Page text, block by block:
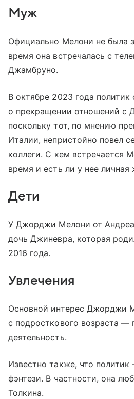
Муж
Официально Мелони не была
время она встречалась с
Джамбруно.
В октябре 2023 года политик
о прекращении отношений с
поскольку тот, по мнению
Италии, непристойно повел
коллеги. С кем встречается
время и есть ли у нее
Дети
У Джорджи Мелони от
дочь Джиневра, которая
2016 года.
Увлечения
Основной интерес Джорджи
с подросткового возраста —
деятельность.
Известно также, что
фэнтези. В частности, она
Толкина.